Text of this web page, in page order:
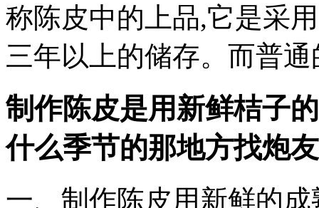
称陈皮中的上品,它是采
三年以上的储存。而普
制作陈皮是用新鲜桔子
什么季节的那地方找炮
一、制作陈皮用新鲜的